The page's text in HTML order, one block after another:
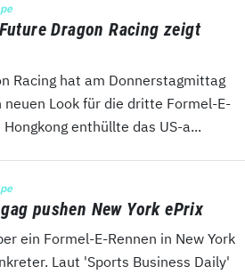
Dragon Racing zeigt
Racing hat am Donnerstagmittag
Look für die dritte Formel-E-
enthüllte das US-a...
pushen New York ePrix
ein Formel-E-Rennen in New York
Laut 'Sports Business Daily'